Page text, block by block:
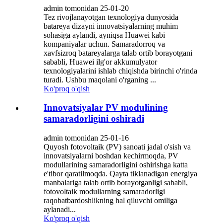
admin tomonidan 25-01-20
Tez rivojlanayotgan texnologiya dunyosida
batareya dizayni innovatsiyalarning muhim
sohasiga aylandi, ayniqsa Huawei kabi
kompaniyalar uchun. Samaradorroq va
xavfsizroq batareyalarga talab ortib borayotgani
sababli, Huawei ilg'or akkumulyator
texnologiyalarini ishlab chiqishda birinchi o'rinda
turadi. Ushbu maqolani o'rganing ...
Ko'proq o'qish
Innovatsiyalar PV modulining
samaradorligini oshiradi
admin tomonidan 25-01-16
Quyosh fotovoltaik (PV) sanoati jadal o'sish va
innovatsiyalarni boshdan kechirmoqda, PV
modullarining samaradorligini oshirishga katta
e'tibor qaratilmoqda. Qayta tiklanadigan energiya
manbalariga talab ortib borayotganligi sababli,
fotovoltaik modullarning samaradorligi
raqobatbardoshlikning hal qiluvchi omiliga
aylanadi...
Ko'proq o'qish